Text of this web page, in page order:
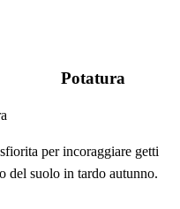
Potatura
per incoraggiare getti
del suolo in tardo autunno.